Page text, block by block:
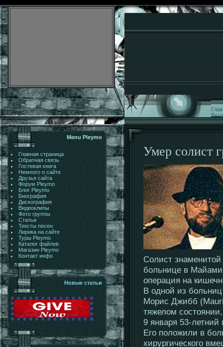
Вход
Menu Pleymo
Главная страница
Обратная связь
Гостевая книга
Немного о сайте
Друзья сайта
Форум Pleymo
Блог Pleymo
Биография
Дискография
Видеоклипы
Фото группы
Статьи
Тексты песен
Лирика на сайте
Туры Pleymo
Каталог файлов
Магазин Pleymo
Контакт инфо
Новые статьи
Умер солист
Солист
больнице в
операция на
В одной из
Морис Джибб
тяжелом
9 января 53-
Его положили в
хирургического